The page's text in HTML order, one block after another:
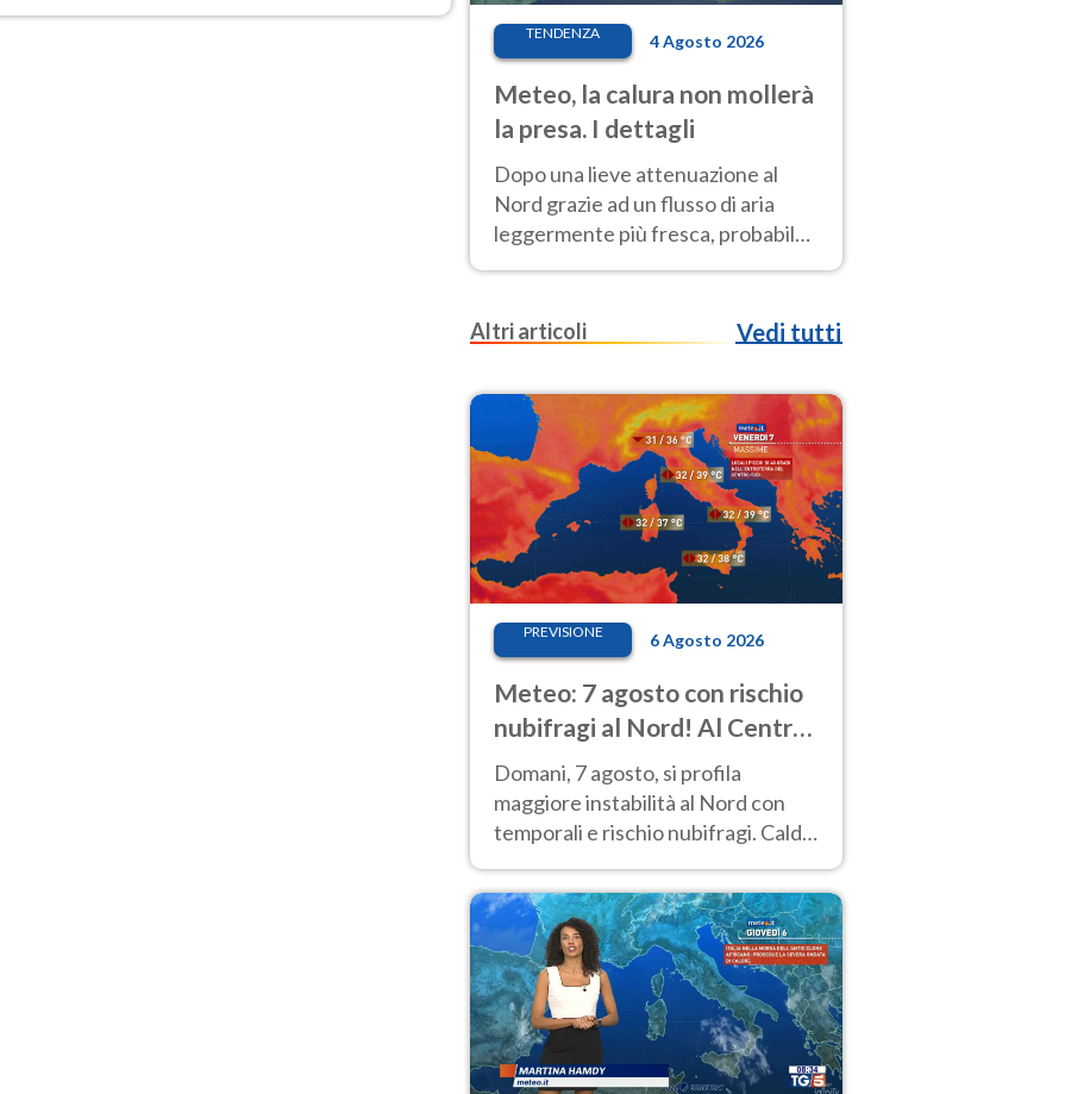
TENDENZA 4 Agosto 2026
Meteo, la calura non mollerà
la presa. I dettagli
Dopo una lieve attenuazione al
Nord grazie ad un flusso di aria
leggermente più fresca, probabile
nuovo rinforzo dell’anticiclone
Altri articoli
Vedi tutti
PREVISIONE 6 Agosto 2026
Meteo: 7 agosto con rischio
nubifragi al Nord! Al Centro-
Sud caldo estremo
Domani, 7 agosto, si profila
maggiore instabilità al Nord con
temporali e rischio nubifragi. Caldo
previsioni.